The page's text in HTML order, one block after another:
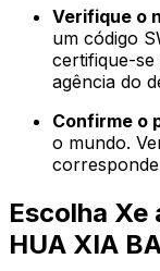
Verifique o
um código
certifique-se
agência do
Confirme o
o mundo.
Escolha
HUA XIA